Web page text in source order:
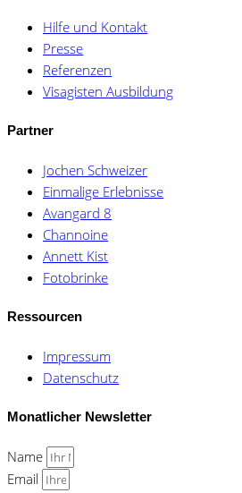
Hilfe und Kontakt
Presse
Referenzen
Visagisten Ausbildung
Partner
Jochen Schweizer
Einmalige Erlebnisse
Avangard 8
Channoine
Annett Kist
Fotobrinke
Ressourcen
Impressum
Datenschutz
Monatlicher Newsletter
Name
Email